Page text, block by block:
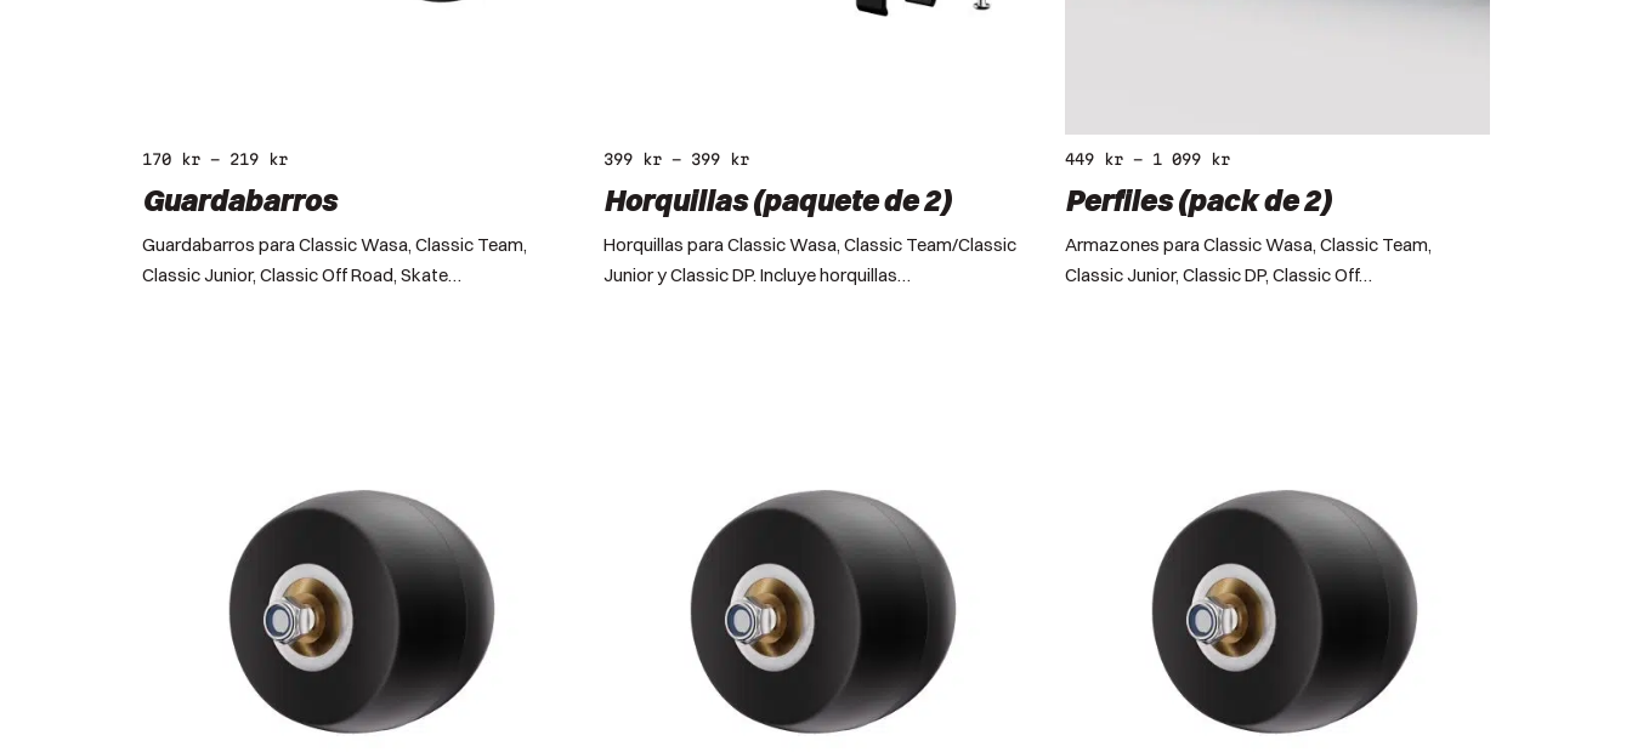
170 kr – 219 kr
Guardabarros
Guardabarros para Classic Wasa, Classic Team,
Classic Junior, Classic Off Road, Skate…
399 kr – 399 kr
Horquillas (paquete de 2)
Horquillas para Classic Wasa, Classic Team/Classic
Junior y Classic DP. Incluye horquillas…
449 kr – 1 099 kr
Perfiles (pack de 2)
Armazones para Classic Wasa, Classic Team,
Classic Junior, Classic DP, Classic Off…